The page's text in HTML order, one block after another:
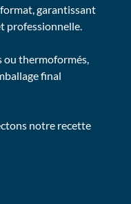
garantissant
professionnelle.
ou thermoformés,
final
notre recette